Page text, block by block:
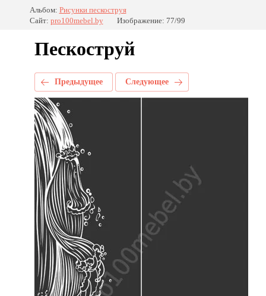
Альбом: Рисунки пескоструя
Сайт: pro100mebel.by Изображение: 77/99
Пескоструй
Предыдущее Следующее